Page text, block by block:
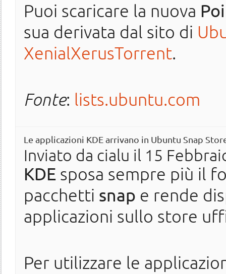
Puoi scaricare la nuova
sua derivata dal sito di
XenialXerusTorrent.
Fonte: lists.ubuntu.com
Le applicazioni KDE arrivano in Ubuntu Snap
Inviato da cialu il 15
KDE sposa sempre più il
pacchetti snap e rende
applicazioni sullo store
Per utilizzare le